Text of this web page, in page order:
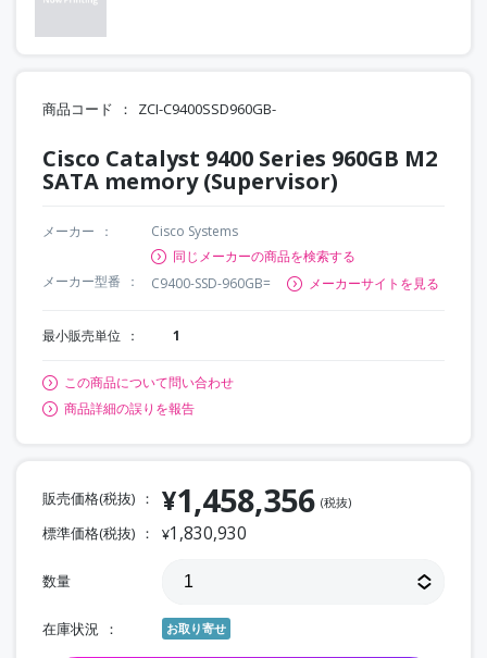
商品コード ZCI-C9400SSD960GB-
Cisco Catalyst 9400 Series 960GB M2
SATA memory (Supervisor)
メーカー
Cisco Systems
同じメーカーの商品を検索する
メーカー型番
C9400-SSD-960GB= メーカーサイトを見る
最小販売単位 1
この商品について問い合わせ
商品詳細の誤りを報告
販売価格(税抜) ¥1,458,356 (税抜)
標準価格(税抜) ¥1,830,930
数量
在庫状況 お取り寄せ